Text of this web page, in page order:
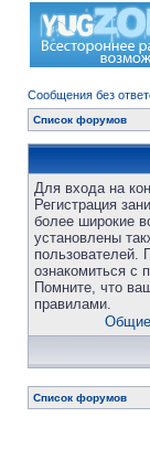
Сообщения без
Список форумов
Для входа на
Регистрация
более широкие
установлены
пользователей.
ознакомиться с
Помните, что
правилами.
Список форумов